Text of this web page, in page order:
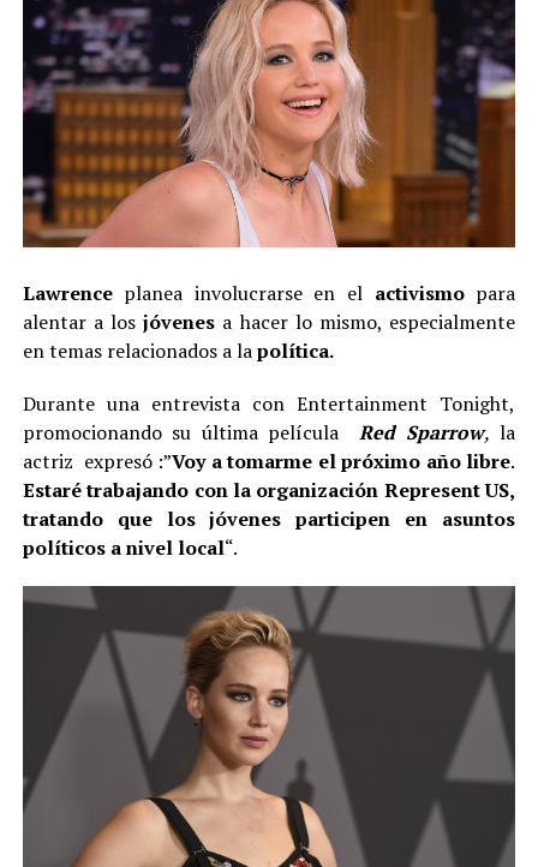
Lawrenceplanea involucrarse en el activismopara
alentar a losjóvenes a hacer lo mismo, especialmente
en temas relacionados a lapolítica.
Durante una entrevista con Entertainment Tonight,
promocionando su última películaRed Sparrow, la
actriz expresó :”Voy a tomarme el próximo año libre.
Estaré trabajando con la organización Represent US,
tratando que los jóvenes participen en asuntos
políticos a nivel local“.